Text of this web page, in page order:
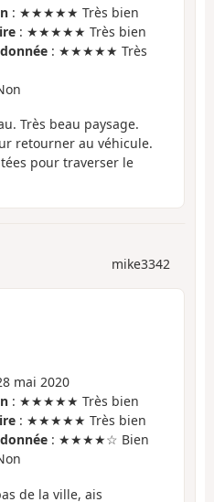
: ★★★★★ Très bien
: ★★★★★ Très bien
: ★★★★★ Très
Très beau paysage.
retourner au véhicule.
pour traverser le
mike3342
mai 2020
: ★★★★★ Très bien
: ★★★★★ Très bien
: ★★★★☆ Bien
de la ville, ais